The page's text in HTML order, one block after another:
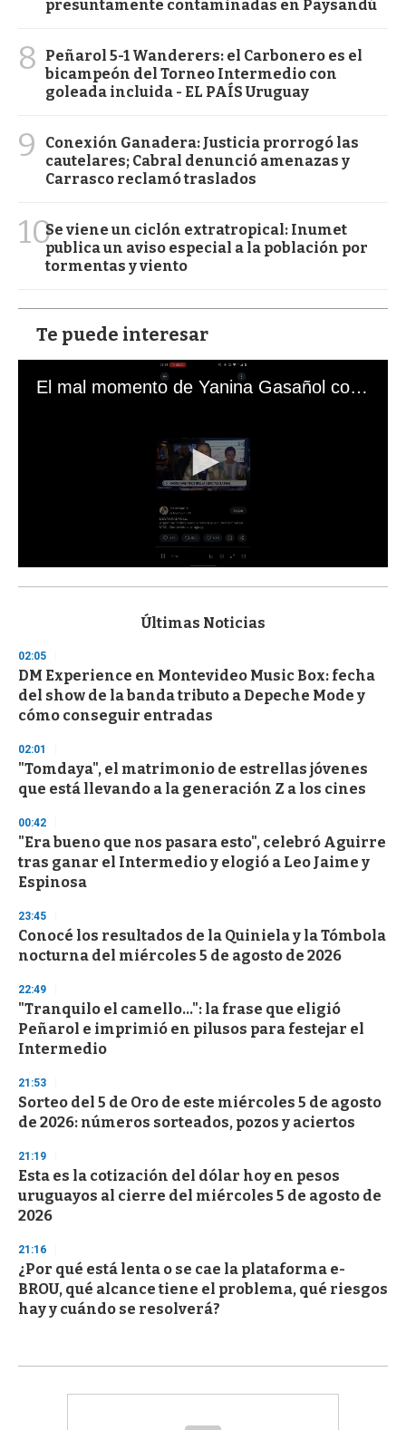
presuntamente contaminadas en Paysandú
8
Peñarol 5-1 Wanderers: el Carbonero es el
bicampeón del Torneo Intermedio con
goleada incluida - EL PAÍS Uruguay
9
Conexión Ganadera: Justicia prorrogó las
cautelares; Cabral denunció amenazas y
Carrasco reclamó traslados
10Se viene un ciclón extratropical: Inumet
publica un aviso especial a la población por
tormentas y viento
Te puede interesar
El mal momento de Yanina Gasañol con un hincha argentino en "Subrayado"
s
d
s
o
f
3
s
e
o
d
s
Últimas Noticias
02:05
DM Experience en Montevideo Music Box: fecha
del show de la banda tributo a Depeche Mode y
cómo conseguir entradas
02:01
"Tomdaya", el matrimonio de estrellas jóvenes
que está llevando a la generación Z a los cines
00:42
"Era bueno que nos pasara esto", celebró Aguirre
tras ganar el Intermedio y elogió a Leo Jaime y
Espinosa
23:45
Conocé los resultados de la Quiniela y la Tómbola
nocturna del miércoles 5 de agosto de 2026
22:49
"Tranquilo el camello...": la frase que eligió
Peñarol e imprimió en pilusos para festejar el
Intermedio
21:53
Sorteo del 5 de Oro de este miércoles 5 de agosto
de 2026: números sorteados, pozos y aciertos
21:19
Esta es la cotización del dólar hoy en pesos
uruguayos al cierre del miércoles 5 de agosto de
2026
21:16
¿Por qué está lenta o se cae la plataforma e-
BROU, qué alcance tiene el problema, qué riesgos
hay y cuándo se resolverá?